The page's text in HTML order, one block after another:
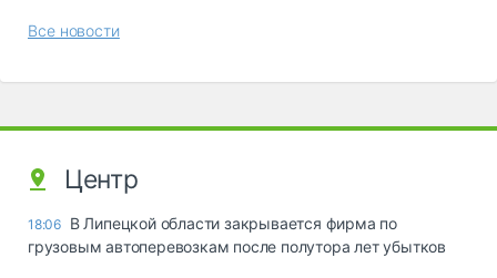
Все новости
Центр
18:06 В Липецкой области закрывается фирма по
грузовым автоперевозкам после полутора лет убытков